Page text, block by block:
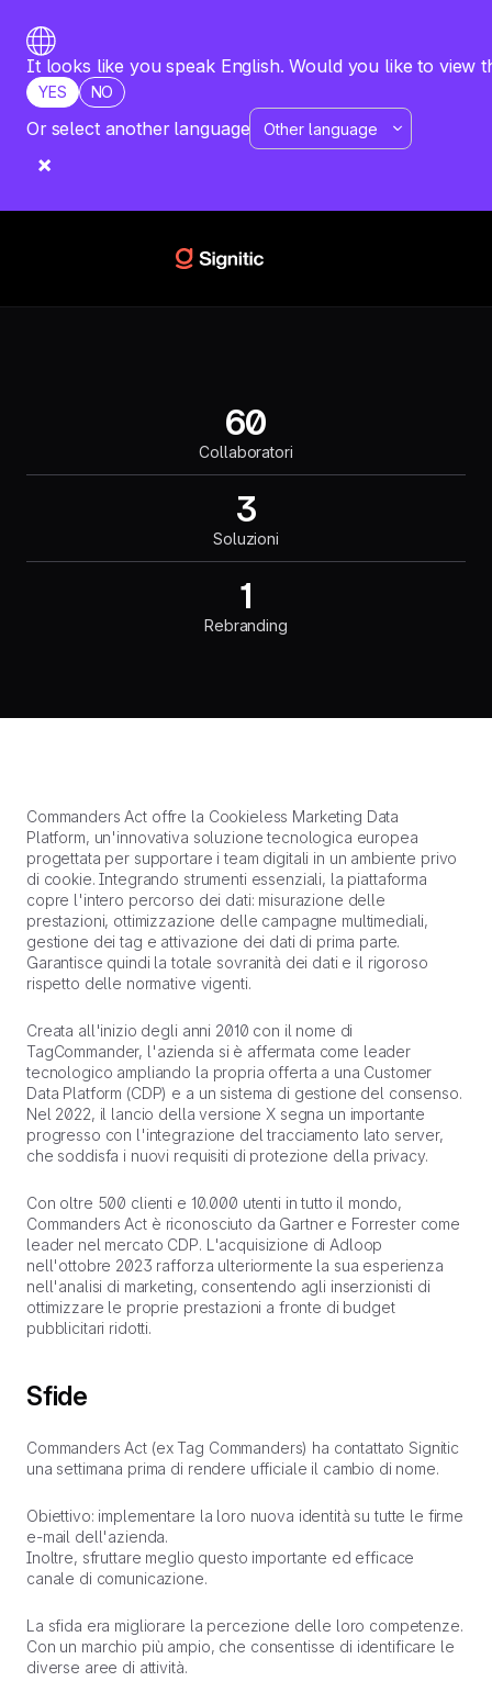
It looks like you speak English. Would you like to view
YES NO
Or select another language
rebranding nelle firme e-mail
60
Collaboratori
3
Soluzioni
1
Rebranding
Commanders Act offre la Cookieless Marketing Data
Platform, un'innovativa soluzione tecnologica europea
progettata per supportare i team digitali in un ambiente privo
di cookie. Integrando strumenti essenziali, la piattaforma
copre l'intero percorso dei dati: misurazione delle
prestazioni, ottimizzazione delle campagne multimediali,
gestione dei tag e attivazione dei dati di prima parte.
Garantisce quindi la totale sovranità dei dati e il rigoroso
rispetto delle normative vigenti.
Creata all'inizio degli anni 2010 con il nome di
TagCommander, l'azienda si è affermata come leader
tecnologico ampliando la propria offerta a una Customer
Data Platform (CDP) e a un sistema di gestione del consenso.
Nel 2022, il lancio della versione X segna un importante
progresso con l'integrazione del tracciamento lato server,
che soddisfa i nuovi requisiti di protezione della privacy.
Con oltre 500 clienti e 10.000 utenti in tutto il mondo,
Commanders Act è riconosciuto da Gartner e Forrester come
leader nel mercato CDP. L'acquisizione di Adloop
nell'ottobre 2023 rafforza ulteriormente la sua esperienza
nell'analisi di marketing, consentendo agli inserzionisti di
ottimizzare le proprie prestazioni a fronte di budget
pubblicitari ridotti.
Sfide
Commanders Act (ex Tag Commanders) ha contattato Signitic
una settimana prima di rendere ufficiale il cambio di nome.
Obiettivo: implementare la loro nuova identità su tutte le firme
e-mail dell'azienda.
Inoltre, sfruttare meglio questo importante ed efficace
canale di comunicazione.
La sfida era migliorare la percezione delle loro competenze.
Con un marchio più ampio, che consentisse di identificare le
diverse aree di attività.